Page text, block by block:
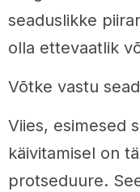
seaduslikke
olla ettevaatlik
Võtke vastu
Viies, esimesed
käivitamisel on
protseduure.